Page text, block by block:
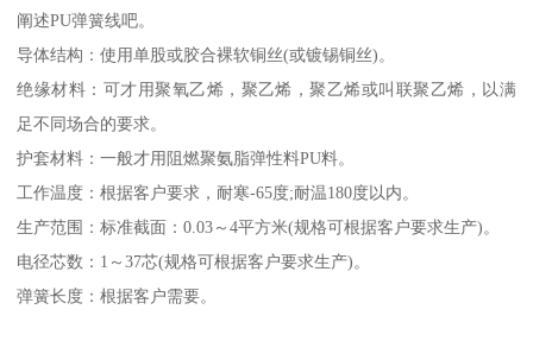
阐述PU弹簧线吧。
导体结构：使用单股或胶合裸软铜丝(或镀锡铜丝)。
绝缘材料：可才用聚氧乙烯，聚乙烯，聚乙烯或叫联聚乙烯，以满
足不同场合的要求。
护套材料：一般才用阻燃聚氨脂弹性料PU料。
工作温度：根据客户要求，耐寒-65度;耐温180度以内。
生产范围：标准截面：0.03～4平方米(规格可根据客户要求生产)。
电径芯数：1～37芯(规格可根据客户要求生产)。
弹簧长度：根据客户需要。